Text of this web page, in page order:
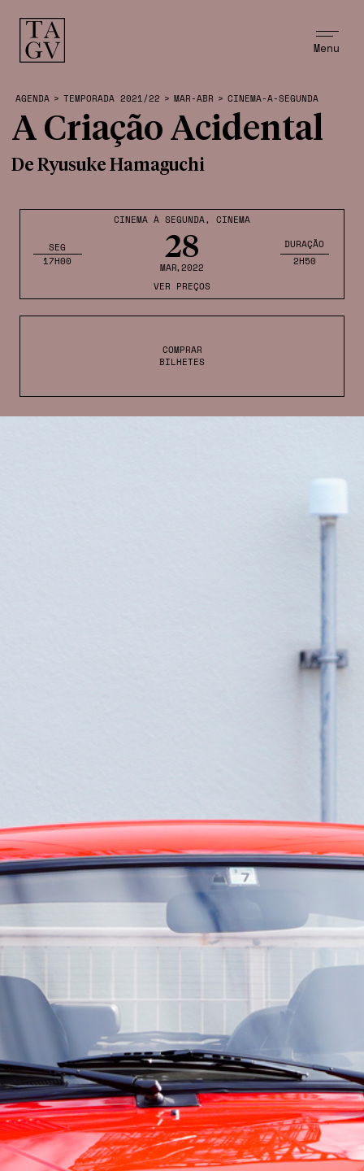
Menu
CINEMA À SEGUNDA, CINEMA
28
MAR,2022
SEG
17H00
DURAÇÃO
2H50
VER PREÇOS
COMPRAR
BILHETES
AGENDA > TEMPORADA 2021/22 > MAR-ABR > CINEMA-A-SEGUNDA
A Criação Acidental
De Ryusuke Hamaguchi